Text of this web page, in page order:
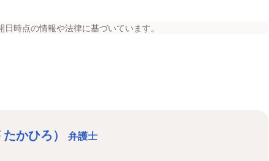
日時点の情報や法律に基づいています。
かひろ） 弁護士